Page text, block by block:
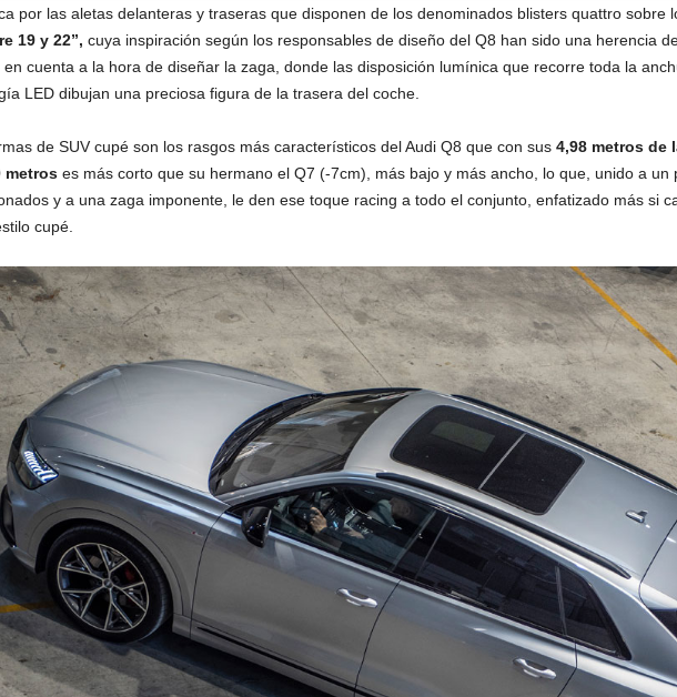
por las aletas delanteras y traseras que disponen de los denominados blisters quattro sobre
19 y 22”, cuya inspiración según los responsables de diseño del Q8 han sido una herencia
cuenta a la hora de diseñar la zaga, donde las disposición lumínica que recorre toda la
LED dibujan una preciosa figura de la trasera del coche.
de SUV cupé son los rasgos más característicos del Audi Q8 que con sus 4,98 metros de
metroses más corto que su hermano el Q7 (-7cm), más bajo y más ancho, lo que, unido a un
y a una zaga imponente, le den ese toque racing a todo el conjunto, enfatizado más si
cupé.